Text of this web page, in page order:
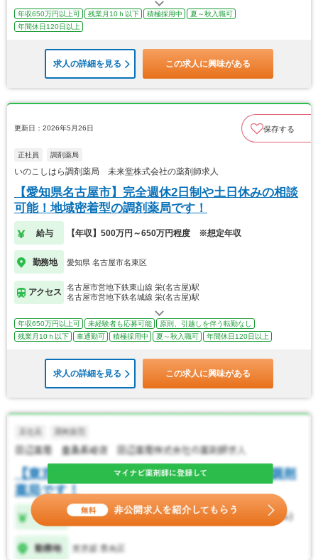
年収650万円以上可 残業月10ｈ以下 積極採用中
夏～秋入職可
年間休日120日以上
求人の詳細を見る この求人に興味がある
更新日：2026年5月26日 保存する
正社員 調剤薬局
いのこしはら調剤薬局 未来堂株式会社の薬剤師求人
【愛知県名古屋市】完全週休2日制や土日休みの相談
可能！地域密着型の調剤薬局です！
給与 【年収】500万円～650万円程度 ※想定年収
勤務地 愛知県 名古屋市名東区
アクセス
名古屋市営地下鉄東山線 栄(名古屋)駅
名古屋市営地下鉄名城線 栄(名古屋)駅
年収650万円以上可 未経験者も応募可能
原則、引越しを伴う転勤なし
残業月10ｈ以下
車通勤可 積極採用中 夏～秋入職可 年間休日120日以上
求人の詳細を見る この求人に興味がある